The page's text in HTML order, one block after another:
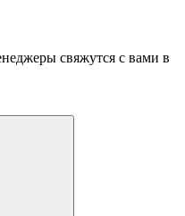
свяжутся с вами в